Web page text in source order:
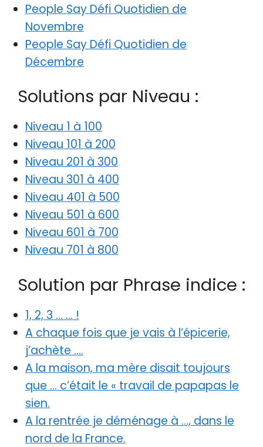
People Say Défi Quotidien de
Novembre
People Say Défi Quotidien de
Décembre
Solutions par Niveau :
Niveau 1 à 100
Niveau 101 à 200
Niveau 201 à 300
Niveau 301 à 400
Niveau 401 à 500
Niveau 501 à 600
Niveau 601 à 700
Niveau 701 à 800
Solution par Phrase indice :
1, 2, 3 … … !
A chaque fois que je vais à l’épicerie,
j’achète ….
A la maison, ma mère disait toujours
que … c’était le « travail de papapas le
sien.
A la rentrée je déménage à …, dans le
nord de la France.